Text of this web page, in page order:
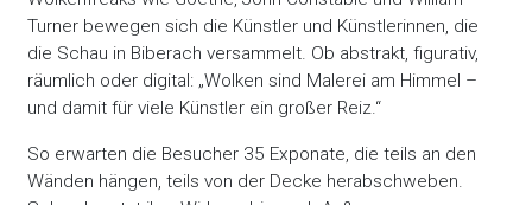
Turner bewegen sich die Künstler und Künstlerinnen, die
die Schau in Biberach versammelt. Ob abstrakt, figurativ,
räumlich oder digital: „Wolken sind Malerei am Himmel –
und damit für viele Künstler ein großer Reiz.“
So erwarten die Besucher 35 Exponate, die teils an den
Wänden hängen, teils von der Decke herabschweben.